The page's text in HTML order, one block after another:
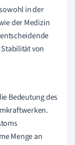
in der
der Medizin
von
Bedeutung des
Menge an